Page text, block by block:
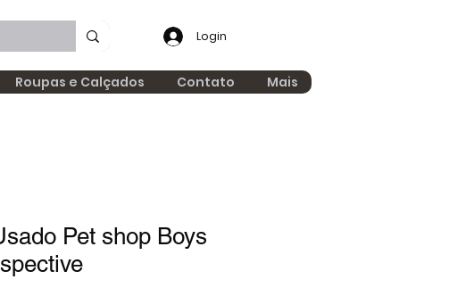
Login
Roupas e Calçados Contato Mais
Pet shop Boys